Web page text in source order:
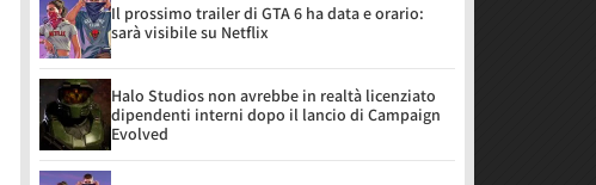
Il prossimo trailer di GTA 6 ha data e orario:
sarà visibile su Netflix
Halo Studios non avrebbe in realtà licenziato
dipendenti interni dopo il lancio di Campaign
Evolved